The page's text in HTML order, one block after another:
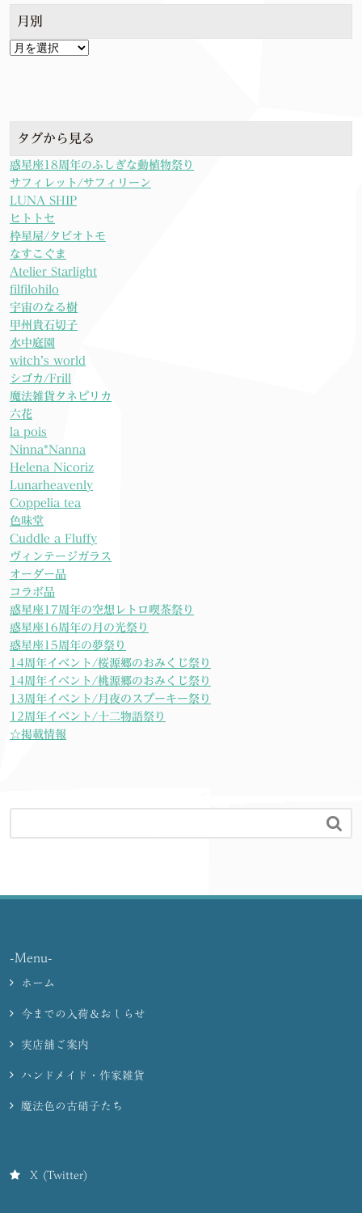
月別
月
タグから見る
惑星座18周年のふしぎな動植物祭り
サフィレット/サフィリーン
LUNA SHIP
ヒトトセ
枠星屋/タビオトモ
なすこぐま
Atelier Starlight
filfilohilo
宇宙のなる樹
甲州貴石切子
水中庭園
witch’s world
シゴカ/Frill
魔法雑貨タネピリカ
六花
la pois
Ninna*Nanna
Helena Nicoriz
Lunarheavenly
Coppelia tea
色味堂
Cuddle a Fluffy
ヴィンテージガラス
オーダー品
コラボ品
惑星座17周年の空想レトロ喫茶祭り
惑星座16周年の月の光祭り
惑星座15周年の夢祭り
14周年イベント/桜源郷のおみくじ祭り
14周年イベント/桃源郷のおみくじ祭り
13周年イベント/月夜のスプーキー祭り
12周年イベント/十二物語祭り
☆掲載情報

-Menu-
ホーム
今までの入荷＆おしらせ
実店舗ご案内
ハンドメイド・作家雑貨
魔法色の古硝子たち
X (Twitter)